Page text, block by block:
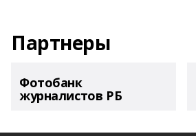
Партнеры
Фотобанк
журналистов РБ